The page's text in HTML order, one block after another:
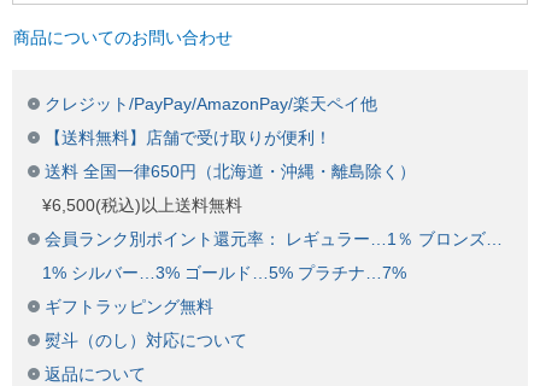
商品についてのお問い合わせ
クレジット/PayPay/AmazonPay/楽天ペイ他
【送料無料】店舗で受け取りが便利！
送料 全国一律650円（北海道・沖縄・離島除く）
¥6,500(税込)以上送料無料
会員ランク別ポイント還元率： レギュラー…1％ ブロンズ…
1% シルバー…3% ゴールド…5% プラチナ…7%
ギフトラッピング無料
熨斗（のし）対応について
返品について